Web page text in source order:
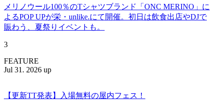
メリノウール100％のTシャツブランド「ONC MERINO」に
よるPOP UPが栄・unlike.にて開催。初日は飲食出店やDJで
賑わう、夏祭りイベントも。
3
FEATURE
Jul 31. 2026 up
【更新TT発表】入場無料の屋内フェス！